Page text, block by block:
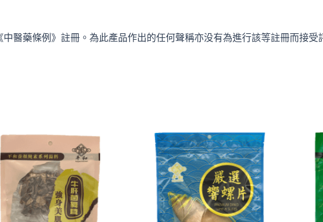
醫藥條例》註冊。為此產品作出的任何聲稱亦没有為進行該等註冊而接